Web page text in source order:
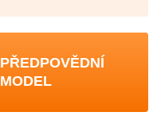
PŘEDPOVĚDNÍ
MODEL